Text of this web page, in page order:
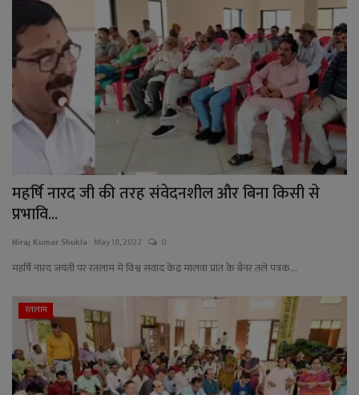
महर्षि नारद जी की तरह संवेदनशील और बिना किसी से
प्रभावि...
Niraj Kumar Shukla May 18, 2022 0
महर्षि नारद जयंती पर रतलाम में विश्व संवाद केंद्र मालवा प्रांत के बैनर तले पत्रक...
रतलाम